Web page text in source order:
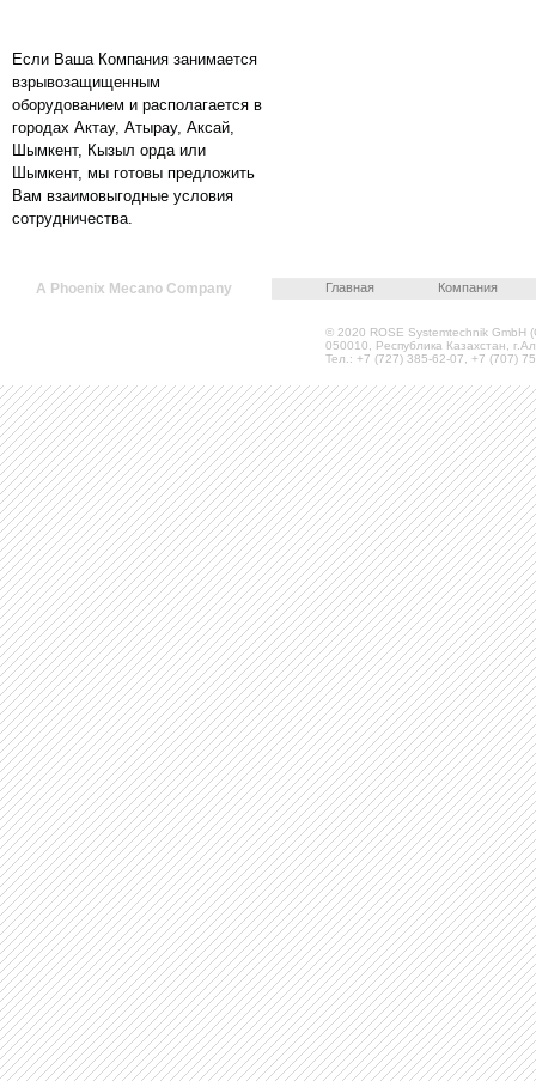
Если Ваша Компания занимается
взрывозащищенным
оборудованием и располагается в
городах Актау, Атырау, Аксай,
Шымкент, Кызыл орда или
Шымкент, мы готовы предложить
Вам взаимовыгодные условия
сотрудничества.
A Phoenix Mecano Company Главная Компания
© 2020 ROSE Systemtechnik GmbH
050010, Республика Казахстан,
Тел.: +7 (727) 385-62-07, +7 (707)